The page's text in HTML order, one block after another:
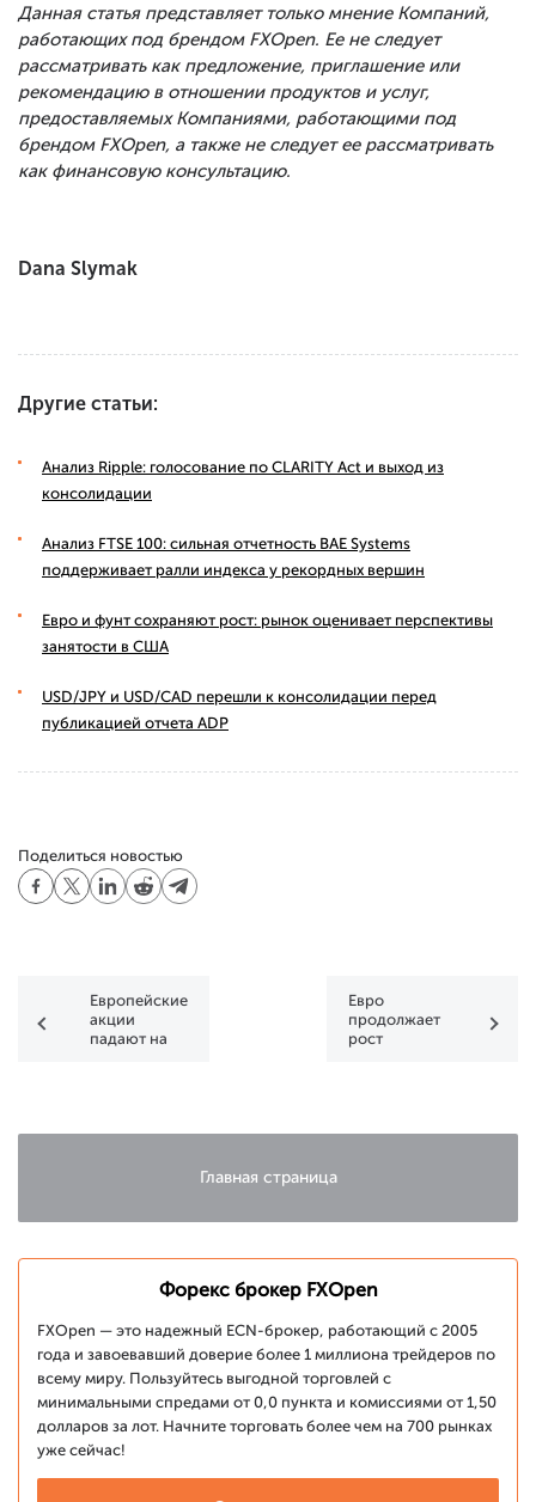
Данная статья представляет только мнение Компаний,
работающих под брендом FXOpen. Ее не следует
рассматривать как предложение, приглашение или
рекомендацию в отношении продуктов и услуг,
предоставляемых Компаниями, работающими под
брендом FXOpen, а также не следует ее рассматривать
как финансовую консультацию.
Dana Slymak
Другие статьи:
Анализ Ripple: голосование по CLARITY Act и выход из
консолидации
Анализ FTSE 100: сильная отчетность BAE Systems
поддерживает ралли индекса у рекордных вершин
Евро и фунт сохраняют рост: рынок оценивает перспективы
занятости в США
USD/JPY и USD/CAD перешли к консолидации перед
публикацией отчета ADP
Поделиться новостью
Европейские
акции
падают на
Евро
продолжает
рост
Главная страница
Форекс брокер FXOpen
FXOpen — это надежный ECN-брокер, работающий с 2005
года и завоевавший доверие более 1 миллиона трейдеров по
всему миру. Пользуйтесь выгодной торговлей с
минимальными спредами от 0,0 пункта и комиссиями от 1,50
долларов за лот. Начните торговать более чем на 700 рынках
уже сейчас!